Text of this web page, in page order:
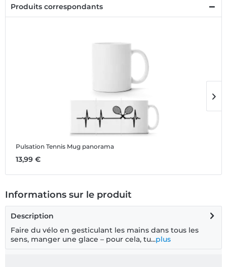
Produits correspondants
Pulsation Tennis Mug panorama
13,99 €
Informations sur le produit
Description
Faire du vélo en gesticulant les mains dans tous les
sens, manger une glace – pour cela, tu...plus